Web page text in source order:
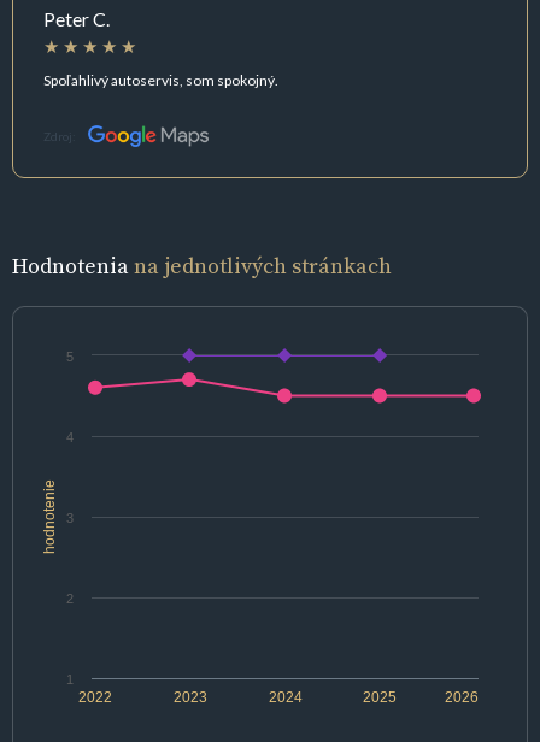
Peter C.
Spoľahlivý autoservis, som spokojný.
Zdroj:
Hodnoteniana jednotlivých stránkach
hodnotenie
2022 2024 2026
2023 2025
1
2
3
4
5